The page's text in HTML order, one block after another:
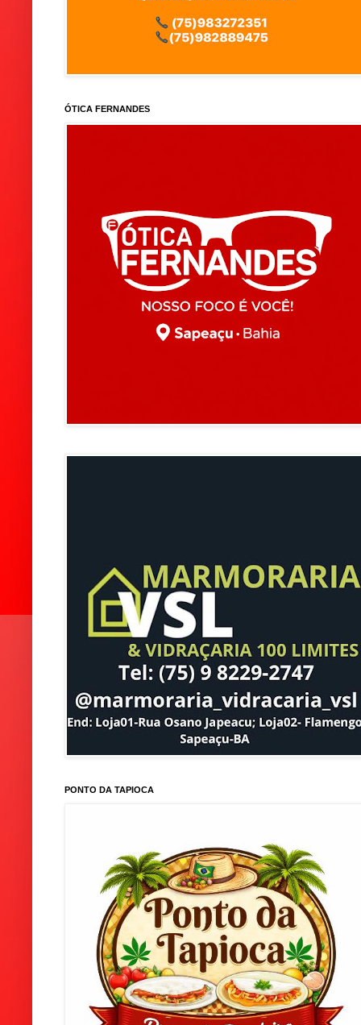
ÓTICA FERNANDES
PONTO DA TAPIOCA